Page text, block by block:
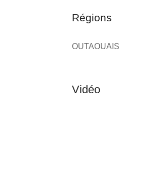
Régions
OUTAOUAIS